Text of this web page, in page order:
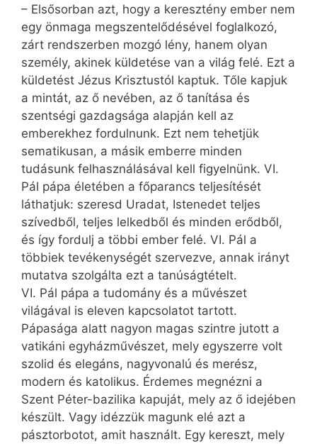
– Elsősorban azt, hogy a keresztény ember nem
egy önmaga megszentelődésével foglalkozó,
zárt rendszerben mozgó lény, hanem olyan
személy, akinek küldetése van a világ felé. Ezt a
küldetést Jézus Krisztustól kaptuk. Tőle kapjuk
a mintát, az ő nevében, az ő tanítása és
szentségi gazdagsága alapján kell az
emberekhez fordulnunk. Ezt nem tehetjük
sematikusan, a másik emberre minden
tudásunk felhasználásával kell figyelnünk. VI.
Pál pápa életében a főparancs teljesítését
láthatjuk: szeresd Uradat, Istenedet teljes
szívedből, teljes lelkedből és minden erődből,
és így fordulj a többi ember felé. VI. Pál a
többiek tevékenységét szervezve, annak irányt
mutatva szolgálta ezt a tanúságtételt.
VI. Pál pápa a tudomány és a művészet
világával is eleven kapcsolatot tartott.
Pápasága alatt nagyon magas szintre jutott a
vatikáni egyházművészet, mely egyszerre volt
szolid és elegáns, nagyvonalú és merész,
modern és katolikus. Érdemes megnézni a
Szent Péter-bazilika kapuját, mely az ő idejében
készült. Vagy idézzük magunk elé azt a
pásztorbotot, amit használt. Egy kereszt, mely